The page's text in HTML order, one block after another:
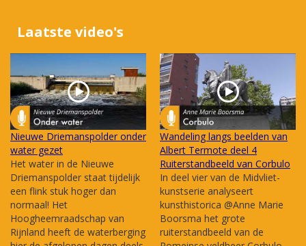
Laatste video's
Nieuwe Driemanspolder onder
water gezet
Het water in de Nieuwe
Driemanspolder staat tijdelijk
een flink stuk hoger dan
normaal! Het
Hoogheemraadschap van
Rijnland heeft de waterberging
Wandeling langs beelden van
Albert Termote deel 4
Ruiterstandbeeld van Corbulo
In deel vier van de Midvliet-
kunstserie analyseert
kunsthistorica @Anne Marie
Boorsma het grote
ruiterstandbeeld van de